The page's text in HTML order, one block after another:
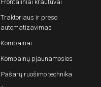
Frontaliniai krautuvai
Traktoriaus ir preso
automatizavimas
Kombainai
Kombainų pjaunamosios
Pašarų ruošimo technika